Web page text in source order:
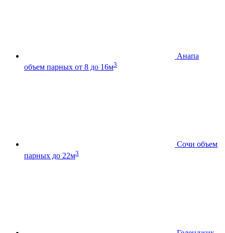
Анапа
объем парных от 8 до 16м3
Сочи объем
парных до 22м3